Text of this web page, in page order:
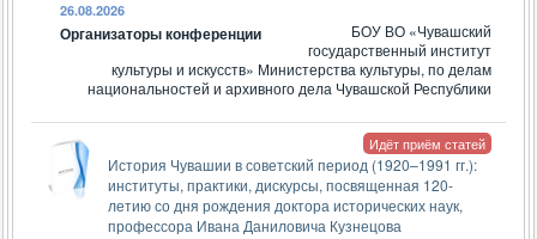
26.08.2026
Организаторы конференции
БОУ ВО «Чувашский
государственный институт
культуры и искусств» Министерства культуры, по делам
национальностей и архивного дела Чувашской Республики
Идёт приём статей
История Чувашии в советский период (1920–1991 гг.):
институты, практики, дискурсы, посвященная 120-
летию со дня рождения доктора исторических наук,
профессора Ивана Даниловича Кузнецова